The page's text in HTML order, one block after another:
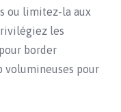
ou limitez-la aux
les
pour border
volumineuses pour